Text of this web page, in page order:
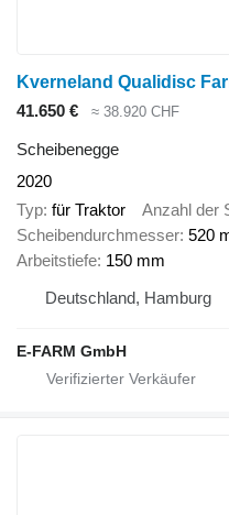
Kverneland Qualidisc
41.650 €
≈ 38.920 CHF
Scheibenegge
2020
Typ für Traktor Anzahl der
Scheibendurchmesser 520
Arbeitstiefe 150 mm
Deutschland, Hamburg
E-FARM GmbH